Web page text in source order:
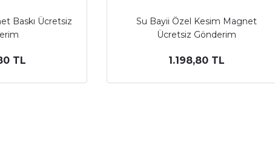
Baskı Ücretsiz
TL
Su Bayii Özel Kesim Magnet
Ücretsiz Gönderim
1.198,80 TL